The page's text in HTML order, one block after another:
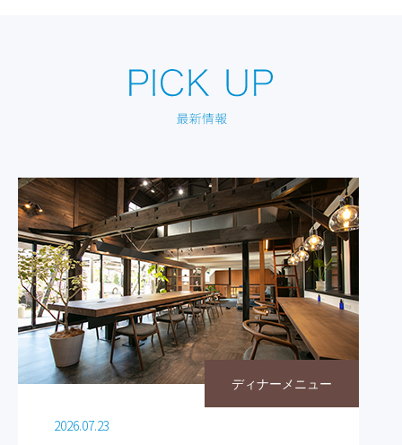
ディナーメニュー
2026.07.23